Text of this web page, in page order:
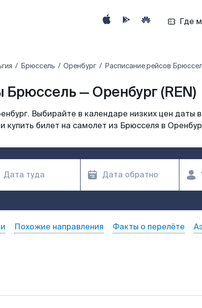
Где
Брюссель Оренбург Расписание рейсов
— Оренбург (REN)
Выбирайте в календаре низких цен даты
купить билет на самолет из Брюсселя в
Похожие направления Факты о перелёте